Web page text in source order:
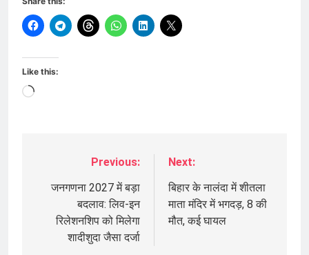
Like this:
Loading…
navigation
Previous:
जनगणना 2027 में बड़ा
बदलाव: लिव-इन
रिलेशनशिप को मिलेगा
शादीशुदा जैसा दर्जा
Next:
बिहार के नालंदा में शीतला
माता मंदिर में भगदड़, 8 की
मौत, कई घायल